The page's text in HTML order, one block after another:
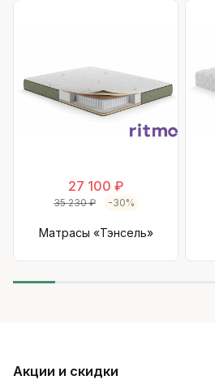
27 100 ₽
35 230 ₽ -30%
Матрасы «Тэнсель»
Акции и скидки